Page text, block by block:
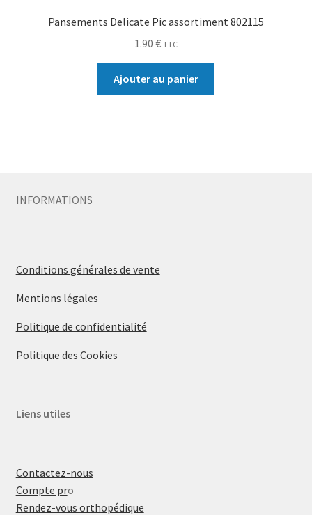
Pansements Delicate Pic assortiment 802115
1.90 € TTC
Ajouter au panier
INFORMATIONS
Conditions générales de vente
Mentions légales
Politique de confidentialité
Politique des Cookies
Liens utiles
Contactez-nous
Compte pro
Rendez-vous orthopédique